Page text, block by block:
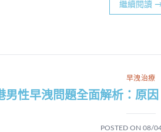
繼續閱讀
早洩治療
男性早洩問題全面解析：原
POSTED ON 08/